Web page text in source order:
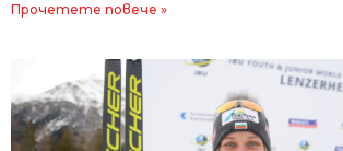
Прочетете повече »